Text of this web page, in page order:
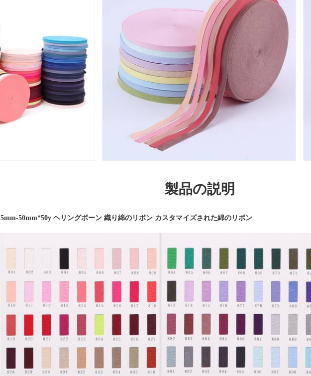
製品の説明
5mm-50mm*50y ヘリングボーン 織り綿のリボン カスタマイズされた綿のリボン